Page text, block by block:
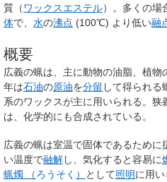
質（ワックスエステル）。多くの場
体で、 水の沸点 (100℃) より低い融
概要
広義の蝋は、主に動物の油脂、植
年は石油の原油を分留 して得られる
系のワックスが主に用いられる。狭
は、化学的にも合成されている。
広義の蝋は室温で固体であるため
い温度で融解し、気化すると容易に
蝋燭
（ろうそく ） として照明に用